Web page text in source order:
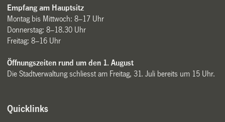
Empfang am Hauptsitz
Montag bis Mittwoch: 8–17 Uhr
Donnerstag: 8–18.30 Uhr
Freitag: 8–16 Uhr
Öffnungszeiten rund um den 1. August
Die Stadtverwaltung schliesst am Freitag, 31. Juli bereits um 15 Uhr.
Quicklinks